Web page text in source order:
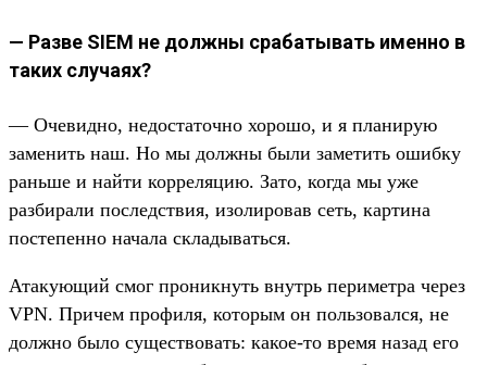
— Разве SIEM не должны срабатывать именно в
таких случаях?
— Очевидно, недостаточно хорошо, и я планирую
заменить наш. Но мы должны были заметить ошибку
раньше и найти корреляцию. Зато, когда мы уже
разбирали последствия, изолировав сеть, картина
постепенно начала складываться.
Атакующий смог проникнуть внутрь периметра через
VPN. Причем профиля, которым он пользовался, не
должно было существовать: какое-то время назад его